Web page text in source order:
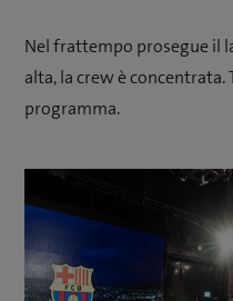
Nel frattempo prosegue il
alta, la crew è concentrata.
programma.